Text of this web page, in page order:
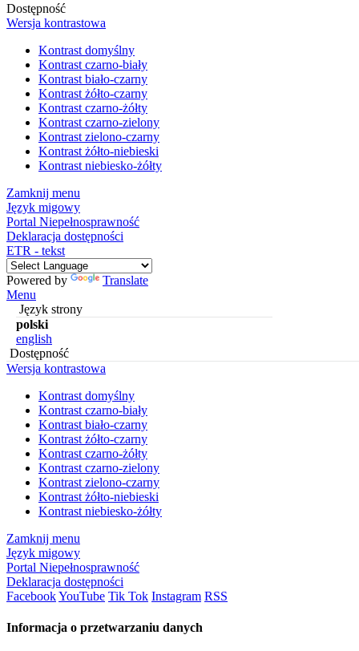
Dostępność
Wersja kontrastowa
Kontrast domyślny
Kontrast czarno-biały
Kontrast biało-czarny
Kontrast żółto-czarny
Kontrast czarno-żółty
Kontrast czarno-zielony
Kontrast zielono-czarny
Kontrast żółto-niebieski
Kontrast niebiesko-żółty
Zamknij menu
Język migowy
Portal Niepełnosprawność
Deklaracja dostępności
ETR - tekst
Powered by
Translate
Menu
Język strony
polski
english
Dostępność
Wersja kontrastowa
Kontrast domyślny
Kontrast czarno-biały
Kontrast biało-czarny
Kontrast żółto-czarny
Kontrast czarno-żółty
Kontrast czarno-zielony
Kontrast zielono-czarny
Kontrast żółto-niebieski
Kontrast niebiesko-żółty
Zamknij menu
Język migowy
Portal Niepełnosprawność
Deklaracja dostępności
FacebookYouTube Tik Tok Instagram RSS
Informacja o przetwarzaniu danych